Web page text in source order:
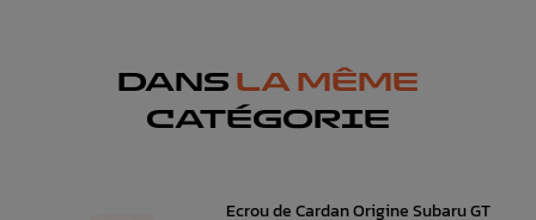
DANS LA MÊME
CATÉGORIE
Ecrou de Cardan Origine Subaru GT